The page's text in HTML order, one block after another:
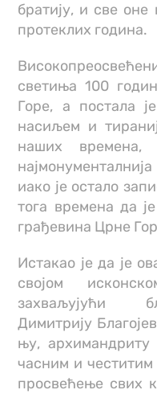
братију, и све оне
протеклих година.
светиња 100
Горе, а постала
насиљем и
наших времена,
иако је остало
тога времена да
грађевина Црне
Истакао је да је
својом
захваљујући
Димитрију
њу, архимандриту
часним и
просвећење свих